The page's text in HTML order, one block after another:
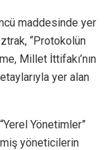
maddesinde yer
“Protokolün
Millet İttifakı’nın
yer alan
Yönetimler”
yöneticilerin